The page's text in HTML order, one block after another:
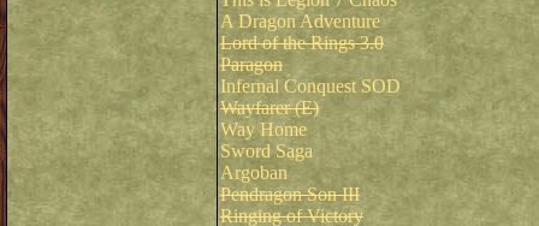
A Dragon Adventure
Lord of the Rings 3.0
Paragon
Infernal Conquest SOD
Wayfarer (E)
Way Home
Sword Saga
Argoban
Pendragon Son III
Ringing of Victory